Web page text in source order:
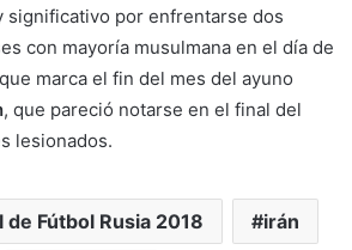
significativo por enfrentarse dos
con mayoría musulmana en el día de
que marca el fin del mes del ayuno
, que pareció notarse en el final del
lesionados.
de Fútbol Rusia 2018 irán